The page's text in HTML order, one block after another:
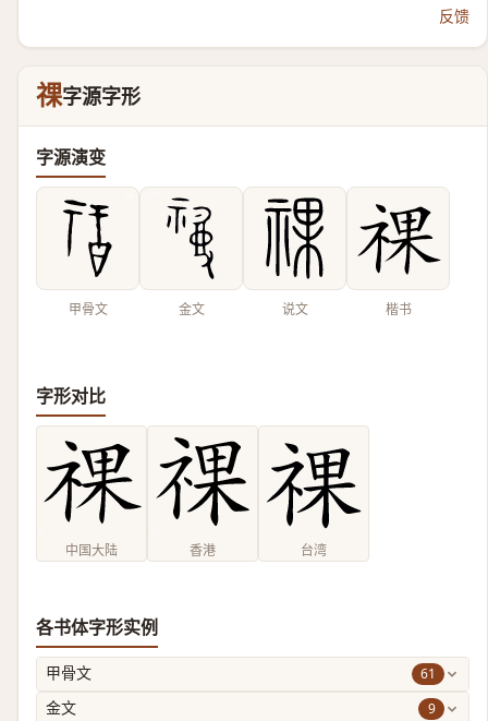
反馈
祼字源字形
字源演变
甲骨文 金文 说文 楷书
字形对比
中国大陆 香港 台湾
各书体字形实例
甲骨文 61
金文 9